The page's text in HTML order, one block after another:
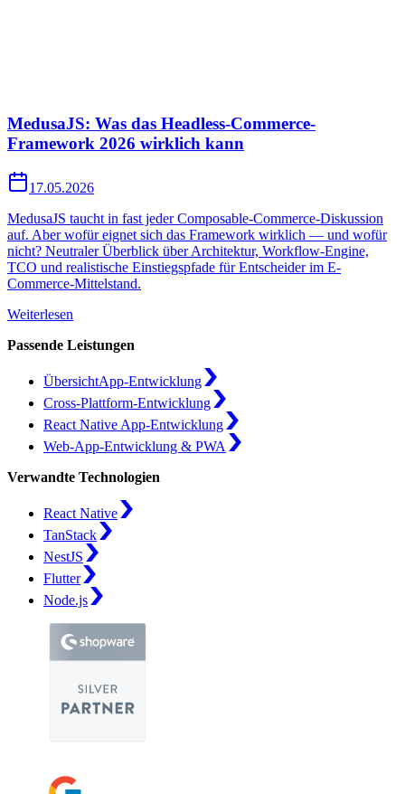
MedusaJS: Was das Headless-Commerce-
Framework 2026 wirklich kann
17.05.2026
MedusaJS taucht in fast jeder Composable-Commerce-Diskussion
auf. Aber wofür eignet sich das Framework wirklich — und wofür
nicht? Neutraler Überblick über Architektur, Workflow-Engine,
TCO und realistische Einstiegspfade für Entscheider im E-
Commerce-Mittelstand.
Weiterlesen
Passende Leistungen
ÜbersichtApp-Entwicklung
Cross-Plattform-Entwicklung
React Native App-Entwicklung
Web-App-Entwicklung & PWA
Verwandte Technologien
React Native
TanStack
NestJS
Flutter
Node.js